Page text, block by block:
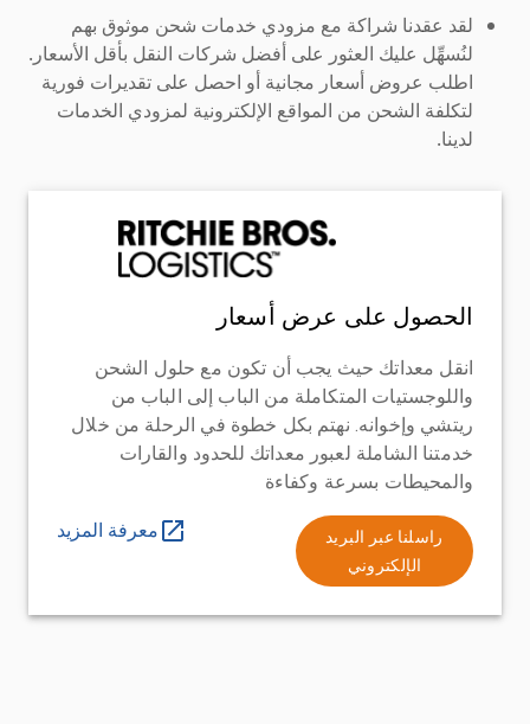
لقد عقدنا شراكة مع مزودي خدمات شحن موثوق بهم
لنُسهِّل عليك العثور على أفضل شركات النقل بأقل الأسعار.
اطلب عروض أسعار مجانية أو احصل على تقديرات فورية
لتكلفة الشحن من المواقع الإلكترونية لمزودي الخدمات
لدينا.
الحصول على عرض أسعار
انقل معداتك حيث يجب أن تكون مع حلول الشحن
واللوجستيات المتكاملة من الباب إلى الباب من
ريتشي وإخوانه. نهتم بكل خطوة في الرحلة من خلال
خدمتنا الشاملة لعبور معداتك للحدود والقارات
والمحيطات بسرعة وكفاءة
راسلنا عبر البريد
الإلكتروني
معرفة المزيد